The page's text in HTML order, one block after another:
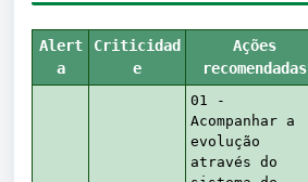
Alert
a
Criticidad
e
Ações
recomendadas
01 -
Acompanhar a
evolução
através do